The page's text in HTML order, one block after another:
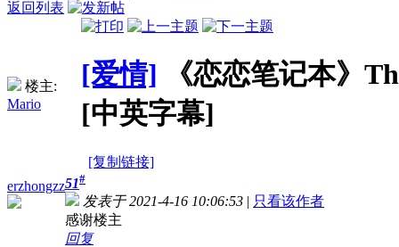
返回列表
楼主:
Mario
[爱情]
《恋恋笔记本》
[中英字幕]
[复制链接]
erzhongzz51#
发表于 2021-4-16 10:06:53 | 只看该作者
感谢楼主
回复